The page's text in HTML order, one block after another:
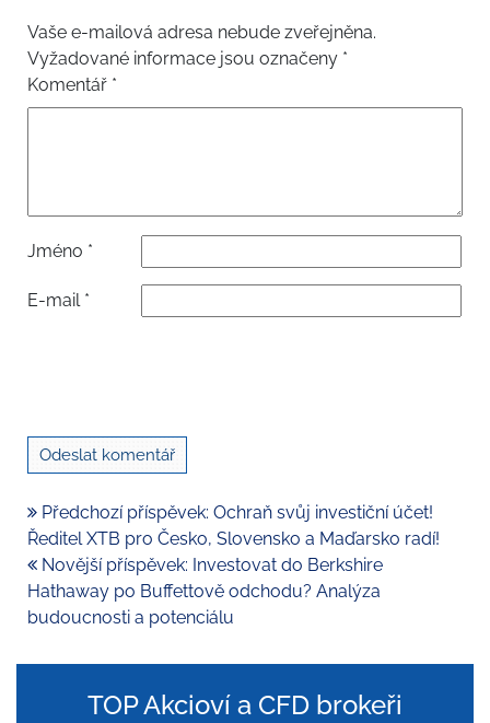
Vaše e-mailová adresa nebude zveřejněna.
Vyžadované informace jsou označeny *
Komentář *
Jméno *
E-mail *
Předchozí příspěvek: Ochraň svůj investiční účet!
Ředitel XTB pro Česko, Slovensko a Maďarsko radí!
Novější příspěvek: Investovat do Berkshire
Hathaway po Buffettově odchodu? Analýza
budoucnosti a potenciálu
TOP Akcioví a CFD brokeři